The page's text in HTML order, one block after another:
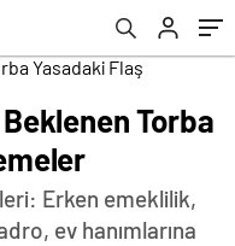
Torba
Erken emeklilik,
ev hanımlarına